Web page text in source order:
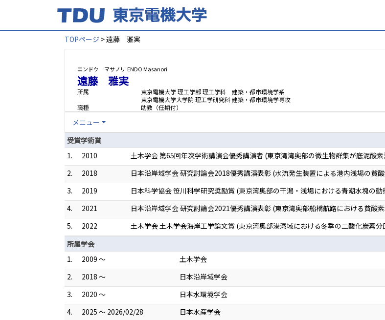
TOPページ > 遠藤 雅実
エンドウ マサノリ ENDO Masanori
遠藤 雅実
所属
東京電機大学 理工学部 理工学科 建築・都市環境学系
東京電機大学大学院 理工学研究科 建築・都市環境学専攻
職種
助教（任期付）
メニュー
受賞学術賞
1.
2010
土木学会 第65回年次学術講演会優秀講演者 (東京湾湾奥部の微生物群集が底泥酸
2.
2018
日本沿岸域学会 研究討論会2018優秀講演表彰 (水流発生装置による港内浅場の貧
3.
2019
日本科学協会 笹川科学研究奨励賞 (東京湾奥部の干潟・浅場における青潮水塊の
4.
2021
日本沿岸域学会 研究討論会2021優秀講演表彰 (東京湾奥部船橋航路における貧酸
5.
2022
土木学会 土木学会海岸工学論文賞 (東京湾奥部港湾域における冬季の二酸化炭素分
所属学会
1.
2009 ～
土木学会
2.
2018 ～
日本沿岸域学会
3.
2020 ～
日本水環境学会
4.
2025 ～ 2026/02/28
日本水産学会